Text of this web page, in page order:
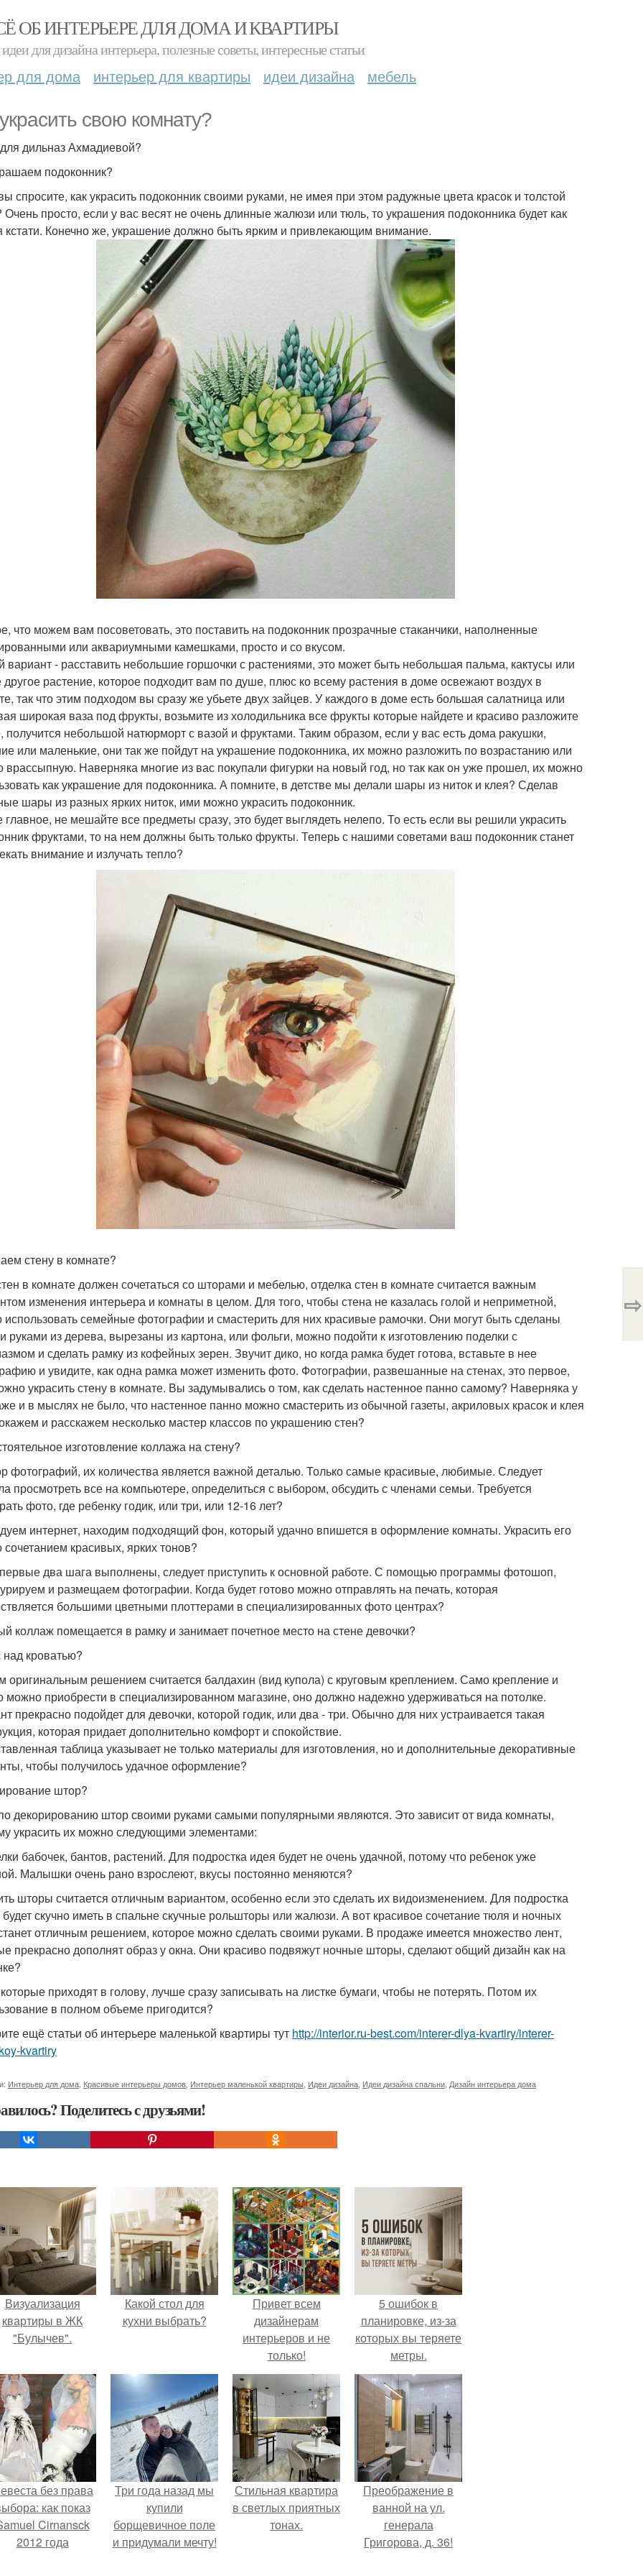
ОБ ИНТЕРЬЕРЕ ДЛЯ ДОМА И КВАРТИРЫ
для дизайна интерьера, полезные советы, интересные статьи
для дома интерьер для квартиры идеи дизайна мебель
свою комнату?
дильназ Ахмадиевой?
подоконник?
спросите, как украсить подоконник своими руками, не имея при этом радужные цвета красок и толстой
Очень просто, если у вас весят не очень длинные жалюзи или тюль, то украшения подоконника будет как
кстати. Конечно же, украшение должно быть ярким и привлекающим внимание.
что можем вам посоветовать, это поставить на подоконник прозрачные стаканчики, наполненные
или аквариумными камешками, просто и со вкусом.
вариант - расставить небольшие горшочки с растениями, это может быть небольшая пальма, кактусы или
растение, которое подходит вам по душе, плюс ко всему растения в доме освежают воздух в
так что этим подходом вы сразу же убьете двух зайцев. У каждого в доме есть большая салатница или
широкая ваза под фрукты, возьмите из холодильника все фрукты которые найдете и красиво разложите
получится небольшой натюрморт с вазой и фруктами. Таким образом, если у вас есть дома ракушки,
или маленькие, они так же пойдут на украшение подоконника, их можно разложить по возрастанию или
врассыпную. Наверняка многие из вас покупали фигурки на новый год, но так как он уже прошел, их можно
как украшение для подоконника. А помните, в детстве мы делали шары из ниток и клея? Сделав
шары из разных ярких ниток, ими можно украсить подоконник.
не мешайте все предметы сразу, это будет выглядеть нелепо. То есть если вы решили украсить
фруктами, то на нем должны быть только фрукты. Теперь с нашими советами ваш подоконник станет
внимание и излучать тепло?
стену в комнате?
в комнате должен сочетаться со шторами и мебелью, отделка стен в комнате считается важным
изменения интерьера и комнаты в целом. Для того, чтобы стена не казалась голой и неприметной,
семейные фотографии и смастерить для них красивые рамочки. Они могут быть сделаны
руками из дерева, вырезаны из картона, или фольги, можно подойти к изготовлению поделки с
и сделать рамку из кофейных зерен. Звучит дико, но когда рамка будет готова, вставьте в нее
и увидите, как одна рамка может изменить фото. Фотографии, развешанные на стенах, это первое,
украсить стену в комнате. Вы задумывались о том, как сделать настенное панно самому? Наверняка у
и в мыслях не было, что настенное панно можно смастерить из обычной газеты, акриловых красок и клея
и расскажем несколько мастер классов по украшению стен?
изготовление коллажа на стену?
фотографий, их количества является важной деталью. Только самые красивые, любимые. Следует
просмотреть все на компьютере, определиться с выбором, обсудить с членами семьи. Требуется
фото, где ребенку годик, или три, или 12-16 лет?
интернет, находим подходящий фон, который удачно впишется в оформление комнаты. Украсить его
красивых, ярких тонов?
два шага выполнены, следует приступить к основной работе. С помощью программы фотошоп,
и размещаем фотографии. Когда будет готово можно отправлять на печать, которая
большими цветными плоттерами в специализированных фото центрах?
коллаж помещается в рамку и занимает почетное место на стене девочки?
кроватью?
решением считается балдахин (вид купола) с круговым креплением. Само крепление и
можно приобрести в специализированном магазине, оно должно надежно удерживаться на потолке.
прекрасно подойдет для девочки, которой годик, или два - три. Обычно для них устраивается такая
которая придает дополнительно комфорт и спокойствие.
таблица указывает не только материалы для изготовления, но и дополнительные декоративные
чтобы получилось удачное оформление?
штор?
декорированию штор своими руками самыми популярными являются. Это зависит от вида комнаты,
украсить их можно следующими элементами:
бабочек, бантов, растений. Для подростка идея будет не очень удачной, потому что ребенок уже
Малышки очень рано взрослеют, вкусы постоянно меняются?
шторы считается отличным вариантом, особенно если это сделать их видоизменением. Для подростка
будет скучно иметь в спальне скучные рольшторы или жалюзи. А вот красивое сочетание тюля и ночных
отличным решением, которое можно сделать своими руками. В продаже имеется множество лент,
прекрасно дополнят образ у окна. Они красиво подвяжут ночные шторы, сделают общий дизайн как на
приходят в голову, лучше сразу записывать на листке бумаги, чтобы не потерять. Потом их
в полном объеме пригодится?
ещё статьи об интерьере маленькой квартиры тут http://interior.ru-best.com/interer-dlya-kvartiry/interer-
kvartiry
Интерьер для дома Красивые интерьеры домов Интерьер маленькой квартиры Идеи дизайна Идеи дизайна спальни Дизайн интерьера дома
Поделитесь с друзьями!
⇨
Визуализация
квартиры в ЖК
"Булычев".
Какой стол для
кухни выбрать?
Привет всем
дизайнерам
интерьеров и не
только!
5 ошибок в
планировке, из-за
которых вы теряете
метры.
без права
как показ
Cirnansck
2012 года
Три года назад мы
купили
борщевичное поле
и придумали мечту!
Стильная квартира
в светлых приятных
тонах.
Преображение в
ванной на ул.
генерала
Григорова, д. 36!